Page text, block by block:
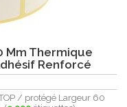
Mm Thermique
Renforcé
/ protégé Largeur 60